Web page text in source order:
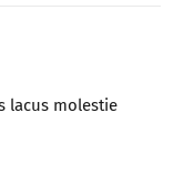
lacus molestie